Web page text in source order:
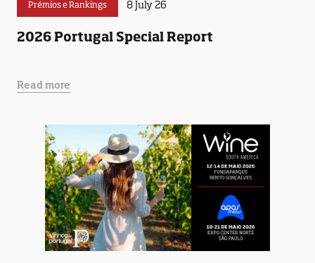
Prémios e Rankings 8 July 26
2026 Portugal Special Report
Read more